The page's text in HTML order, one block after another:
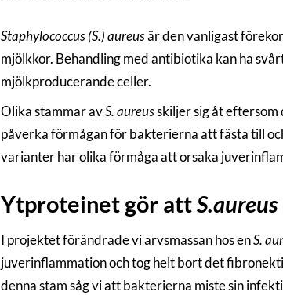
Staphylococcus (S.) aureusär den vanligast
mjölkkor. Behandling med antibiotika kan ha
mjölkproducerande celler.
Olika stammar avS. aureusskiljer sig åt eftersom
påverka förmågan för bakterierna att fästa till
varianter har olika förmåga att orsaka
Ytproteinet gör attS.aureus
I projektet förändrade vi arvsmassan hos enS.
juverinflammation och tog helt bort det
denna stam såg vi att bakterierna miste sin